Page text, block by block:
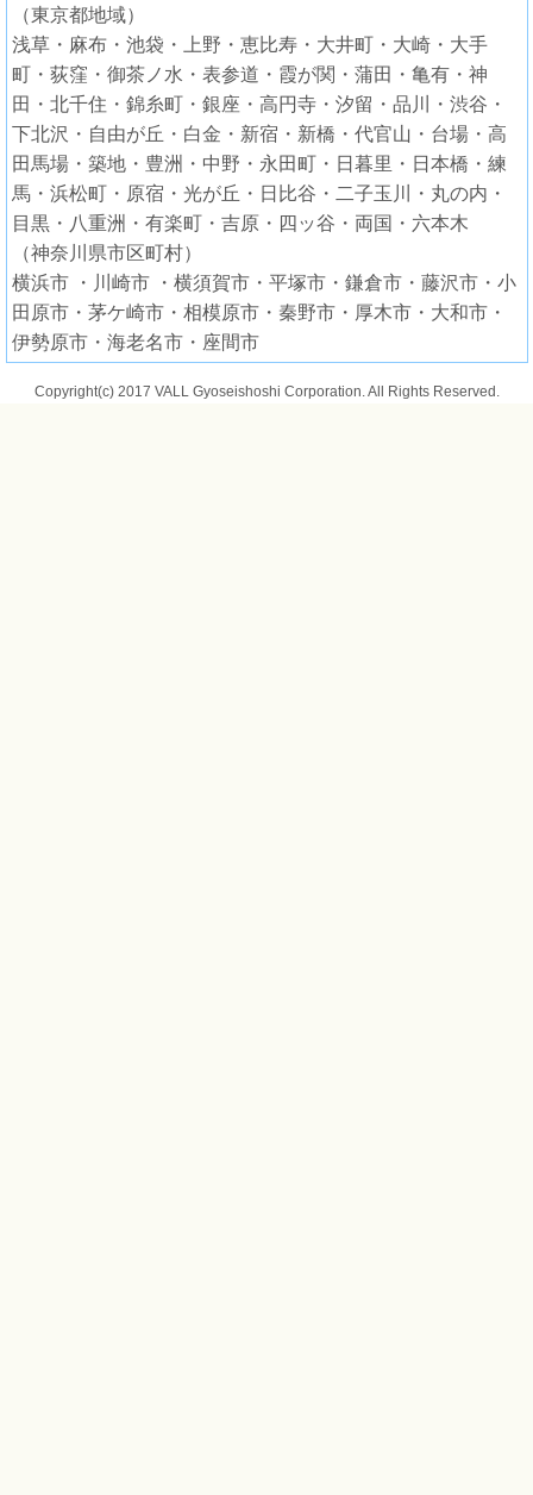
（東京都地域）
浅草・麻布・池袋・上野・恵比寿・大井町・大崎・大手
町・荻窪・御茶ノ水・表参道・霞が関・蒲田・亀有・神
田・北千住・錦糸町・銀座・高円寺・汐留・品川・渋谷・
下北沢・自由が丘・白金・新宿・新橋・代官山・台場・高
田馬場・築地・豊洲・中野・永田町・日暮里・日本橋・練
馬・浜松町・原宿・光が丘・日比谷・二子玉川・丸の内・
目黒・八重洲・有楽町・吉原・四ッ谷・両国・六本木
（神奈川県市区町村）
横浜市 ・川崎市 ・横須賀市・平塚市・鎌倉市・藤沢市・小
田原市・茅ケ崎市・相模原市・秦野市・厚木市・大和市・
伊勢原市・海老名市・座間市
Copyright(c) 2017 VALL Gyoseishoshi Corporation. All Rights Reserved.